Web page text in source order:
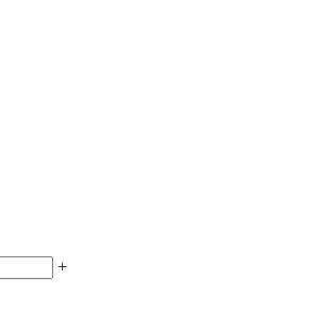
+